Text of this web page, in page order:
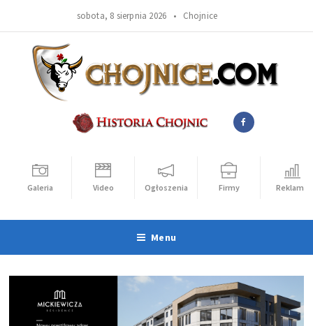
sobota, 8 sierpnia 2026 • Chojnice
Galeria Video Ogłoszenia Firmy Reklama
Menu